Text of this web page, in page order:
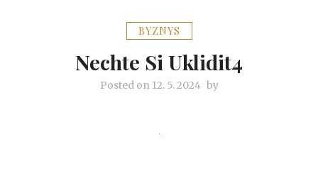
BYZNYS
Nechte Si Uklidit4
Posted on 12. 5. 2024 by